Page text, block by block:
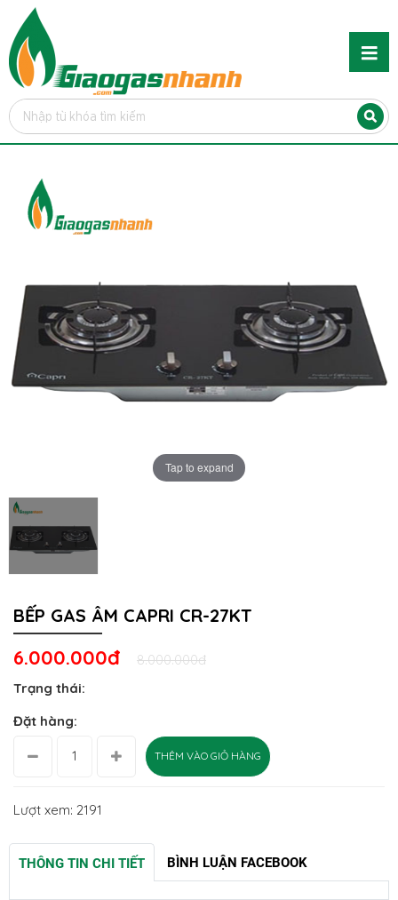
Tap to expand
BẾP GAS ÂM CAPRI CR-27KT
6.000.000đ
8.000.000đ
Trạng thái:
Đặt hàng:
THÊM VÀO GIỎ HÀNG
Lượt xem: 2191
THÔNG TIN CHI TIẾT BÌNH LUẬN FACEBOOK